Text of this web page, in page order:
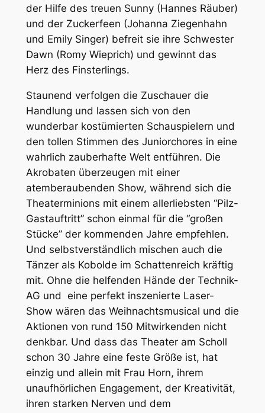
der Hilfe des treuen Sunny (Hannes Räuber)
und der Zuckerfeen (Johanna Ziegenhahn
und Emily Singer) befreit sie ihre Schwester
Dawn (Romy Wieprich) und gewinnt das
Herz des Finsterlings.
Staunend verfolgen die Zuschauer die
Handlung und lassen sich von den
wunderbar kostümierten Schauspielern und
den tollen Stimmen des Juniorchores in eine
wahrlich zauberhafte Welt entführen. Die
Akrobaten überzeugen mit einer
atemberaubenden Show, während sich die
Theaterminions mit einem allerliebsten “Pilz-
Gastauftritt” schon einmal für die “großen
Stücke” der kommenden Jahre empfehlen.
Und selbstverständlich mischen auch die
Tänzer als Kobolde im Schattenreich kräftig
mit. Ohne die helfenden Hände der Technik-
AG und eine perfekt inszenierte Laser-
Show wären das Weihnachtsmusical und die
Aktionen von rund 150 Mitwirkenden nicht
denkbar. Und dass das Theater am Scholl
schon 30 Jahre eine feste Größe ist, hat
einzig und allein mit Frau Horn, ihrem
unaufhörlichen Engagement, der Kreativität,
ihren starken Nerven und dem